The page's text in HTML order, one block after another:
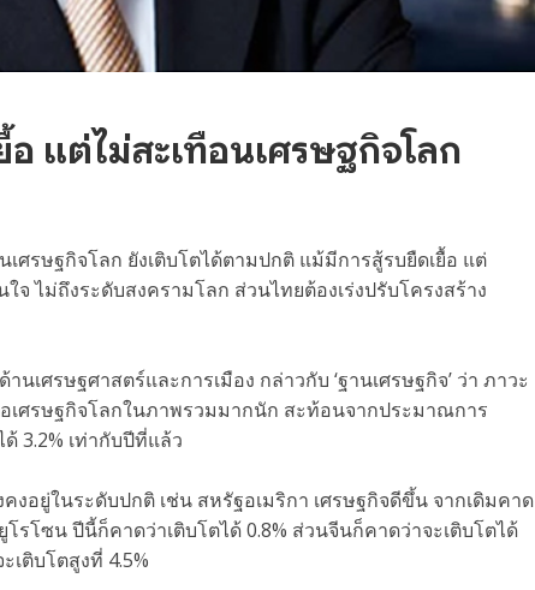
อ แต่ไม่สะเทือนเศรษฐกิจโลก
ศรษฐกิจโลก ยังเติบโตได้ตามปกติ แม้มีการสู้รบยืดเยื้อ แต่
จ ไม่ถึงระดับสงครามโลก ส่วนไทยต้องเร่งปรับโครงสร้าง
ศรษฐศาสตร์และการเมือง กล่าวกับ ‘ฐานเศรษฐกิจ’ ว่า ภาวะ
ศรษฐกิจโลกในภาพรวมมากนัก สะท้อนจากประมาณการ
3.2% เท่ากับปีที่แล้ว
อยู่ในระดับปกติ เช่น สหรัฐอเมริกา เศรษฐกิจดีขึ้น จากเดิมคาด
รโซน ปีนี้ก็คาดว่าเติบโตได้ 0.8% ส่วนจีนก็คาดว่าจะเติบโตได้
ติบโตสูงที่ 4.5%